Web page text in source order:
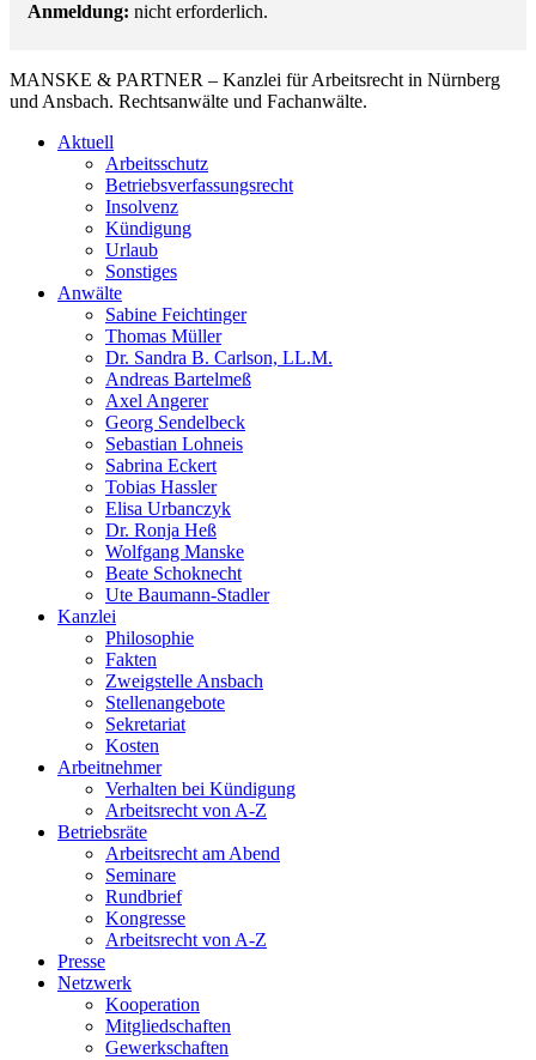
Anmeldung: nicht erforderlich.
MANSKE & PARTNER – Kanzlei für Arbeitsrecht in Nürnberg
und Ansbach. Rechtsanwälte und Fachanwälte.
Aktuell
Arbeitsschutz
Betriebsverfassungsrecht
Insolvenz
Kündigung
Urlaub
Sonstiges
Anwälte
Sabine Feichtinger
Thomas Müller
Dr. Sandra B. Carlson, LL.M.
Andreas Bartelmeß
Axel Angerer
Georg Sendelbeck
Sebastian Lohneis
Sabrina Eckert
Tobias Hassler
Elisa Urbanczyk
Dr. Ronja Heß
Wolfgang Manske
Beate Schoknecht
Ute Baumann-Stadler
Kanzlei
Philosophie
Fakten
Zweigstelle Ansbach
Stellenangebote
Sekretariat
Kosten
Arbeitnehmer
Verhalten bei Kündigung
Arbeitsrecht von A-Z
Betriebsräte
Arbeitsrecht am Abend
Seminare
Rundbrief
Kongresse
Arbeitsrecht von A-Z
Presse
Netzwerk
Kooperation
Mitgliedschaften
Gewerkschaften